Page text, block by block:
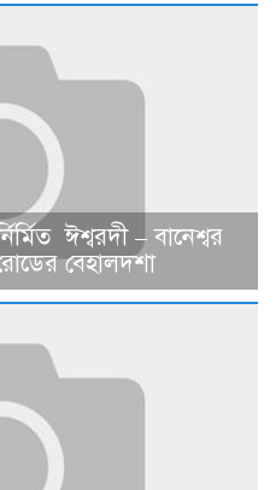
ঈশ্বরদী – বানেশ্বর
বেহালদশা